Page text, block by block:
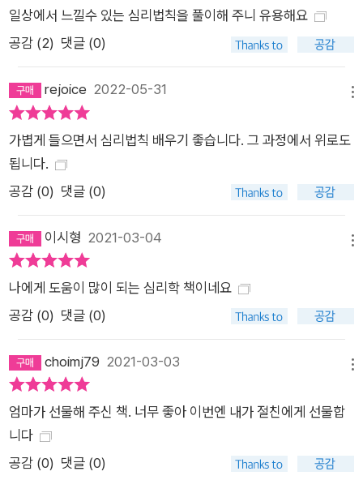
일상에서 느낄수 있는 심리법칙을 풀이해 주니 유용해요
공감 (2) 댓글 (0)
rejoice 2022-05-31
가볍게 들으면서 심리법칙 배우기 좋습니다. 그 과정에서 위로도
됩니다.
공감 (0) 댓글 (0)
이시형 2021-03-04
나에게 도움이 많이 되는 심리학 책이네요
공감 (0) 댓글 (0)
choimj79 2021-03-03
엄마가 선물해 주신 책. 너무 좋아 이번엔 내가 절친에게 선물합
니다
공감 (0) 댓글 (0)